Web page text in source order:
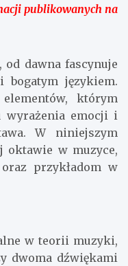
publikowanych na
dawna fascynuje
językiem.
którym
wyrażenia emocji i
W niniejszym
oktawie w muzyce,
przykładom w
w teorii muzyki,
dwoma dźwiękami